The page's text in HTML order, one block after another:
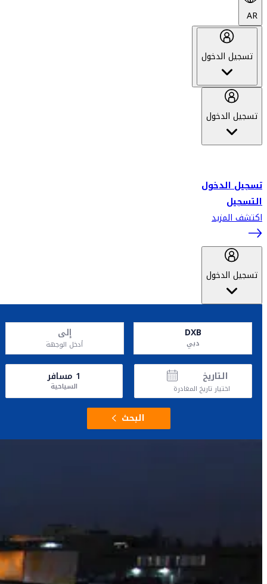
AR
تسجيل الدخول
تسجيل الدخول
تسجيل الدخول
التسجيل
اكتشف المزيد
تسجيل الدخول
DXB
دبي
إلى
أدخل الوجهة
التاريخ
اختيار تاريخ المغادرة
1 مسافر
السياحية
البحث